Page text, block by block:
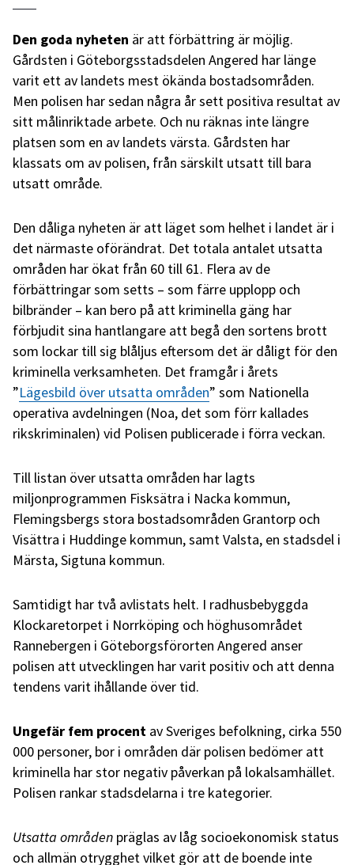
Den goda nyheten är att förbättring är möjlig.
Gårdsten i Göteborgsstadsdelen Angered har länge
varit ett av landets mest ökända bostadsområden.
Men polisen har sedan några år sett positiva resultat av
sitt målinriktade arbete. Och nu räknas inte längre
platsen som en av landets värsta. Gårdsten har
klassats om av polisen, från särskilt utsatt till bara
utsatt område.
Den dåliga nyheten är att läget som helhet i landet är i
det närmaste oförändrat. Det totala antalet utsatta
områden har ökat från 60 till 61. Flera av de
förbättringar som setts – som färre upplopp och
bilbränder – kan bero på att kriminella gäng har
förbjudit sina hantlangare att begå den sortens brott
som lockar till sig blåljus eftersom det är dåligt för den
kriminella verksamheten. Det framgår i årets
”Lägesbild över utsatta områden” som Nationella
operativa avdelningen (Noa, det som förr kallades
rikskriminalen) vid Polisen publicerade i förra veckan.
Till listan över utsatta områden har lagts
miljonprogrammen Fisksätra i Nacka kommun,
Flemingsbergs stora bostadsområden Grantorp och
Visättra i Huddinge kommun, samt Valsta, en stadsdel i
Märsta, Sigtuna kommun.
Samtidigt har två avlistats helt. I radhusbebyggda
Klockaretorpet i Norrköping och höghusområdet
Rannebergen i Göteborgsförorten Angered anser
polisen att utvecklingen har varit positiv och att denna
tendens varit ihållande över tid.
Ungefär fem procent av Sveriges befolkning, cirka 550
000 personer, bor i områden där polisen bedömer att
kriminella har stor negativ påverkan på lokalsamhället.
Polisen rankar stadsdelarna i tre kategorier.
Utsatta områden präglas av låg socioekonomisk status
och allmän otrygghet vilket gör att de boende inte